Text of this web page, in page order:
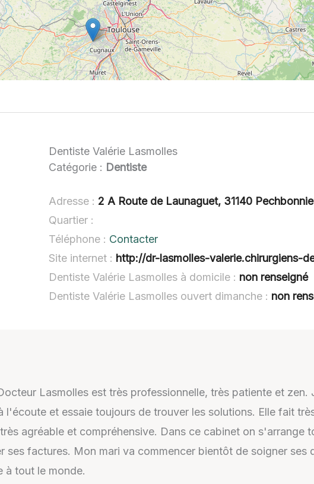
Dentiste Valérie Lasmolles
Catégorie : Dentiste
Adresse : 2 A Route de Launaguet, 31140
Quartier :
Téléphone : Contacter
Site internet : http://dr-lasmolles-valerie.chirurgiens-
Dentiste Valérie Lasmolles à domicile : non renseigné
Dentiste Valérie Lasmolles ouvert dimanche : non
Lasmolles est très professionnelle, très patiente et
l'écoute et essaie toujours de trouver les solutions. Elle fait
agréable et compréhensive. Dans ce cabinet on s'arrange
ses factures. Mon mari va commencer bientôt de soigner ses
à tout le monde.